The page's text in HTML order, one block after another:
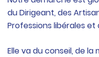
du Dirigeant, des
Professions libérales et
Elle va du conseil, de